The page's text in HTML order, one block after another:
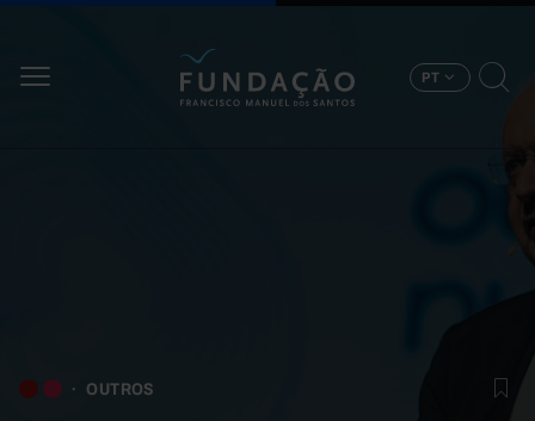
PT
OUTROS